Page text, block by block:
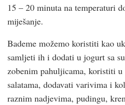
15 – 20 minuta na temperaturi
miješanje.
Bademe možemo koristiti kao
samljeti ih i dodati u jogurt sa
zobenim pahuljicama, koristiti u
salatama, dodavati varivima i
raznim nadjevima, pudingu,